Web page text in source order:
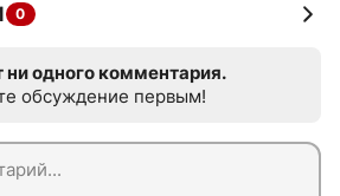
0
ни одного комментария.
обсуждение первым!